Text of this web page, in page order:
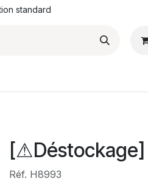
standard
[⚠Déstockage]
Réf. H8993